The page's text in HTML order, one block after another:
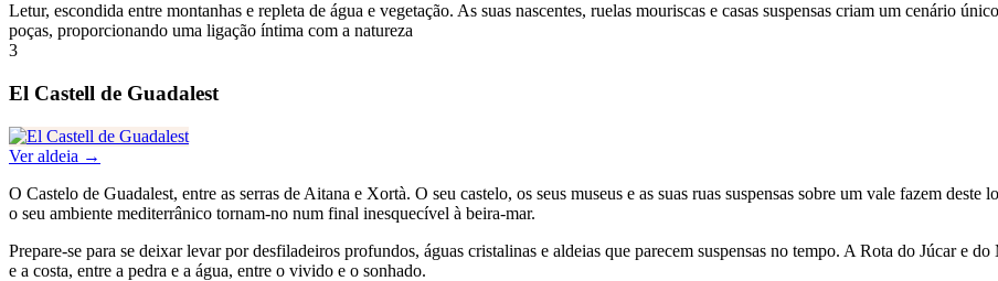
Letur, escondida entre montanhas e repleta de água e vegetação. As suas nascentes, ruelas mouriscas e casas suspensas criam um cenário
poças, proporcionando uma ligação íntima com a natureza
3
El Castell de Guadalest
Ver aldeia →
O Castelo de Guadalest, entre as serras de Aitana e Xortà. O seu castelo, os seus museus e as suas ruas suspensas sobre um vale fazem
o seu ambiente mediterrânico tornam-no num final inesquecível à beira-mar.
Prepare-se para se deixar levar por desfiladeiros profundos, águas cristalinas e aldeias que parecem suspensas no tempo. A Rota do Júcar e
e a costa, entre a pedra e a água, entre o vivido e o sonhado.